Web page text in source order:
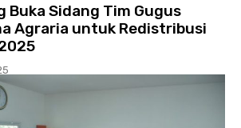
Buka Sidang Tim Gugus
Agraria untuk Redistribusi